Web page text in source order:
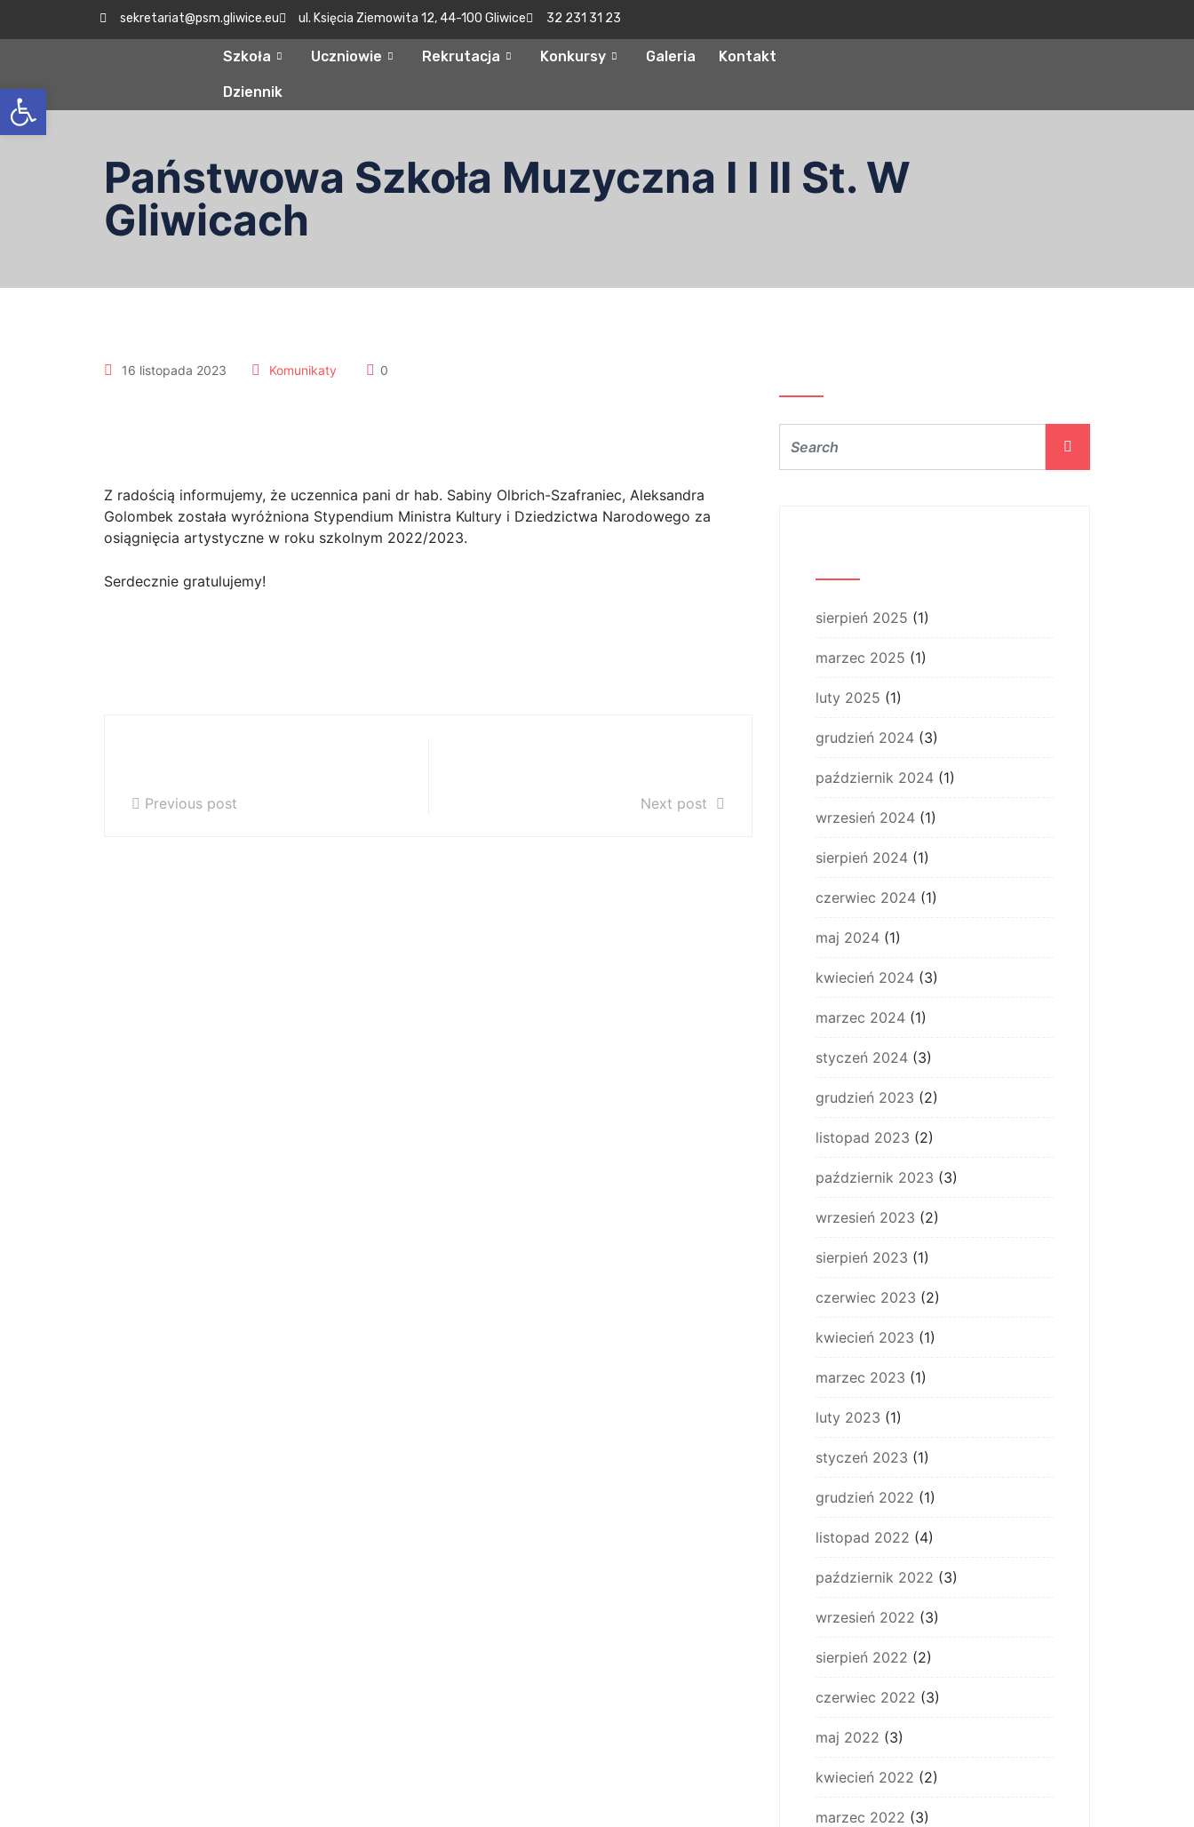
Otwórz pasek narzędzi
sekretariat@psm.gliwice.eu ul. Księcia Ziemowita 12, 44-100 Gliwice 32 231 31 23
Szkoła Uczniowie Rekrutacja Konkursy Galeria Kontakt
Dziennik
Państwowa Szkoła Muzyczna I I II St. W
Gliwicach
16 listopada 2023 Komunikaty 0
Z radością informujemy, że uczennica pani dr hab. Sabiny Olbrich-Szafraniec, Aleksandra
Golombek została wyróżniona Stypendium Ministra Kultury i Dziedzictwa Narodowego za
osiągnięcia artystyczne w roku szkolnym 2022/2023.
Serdecznie gratulujemy!
Previous post
Next post
sierpień 2025 (1)
marzec 2025 (1)
luty 2025 (1)
grudzień 2024 (3)
październik 2024 (1)
wrzesień 2024 (1)
sierpień 2024 (1)
czerwiec 2024 (1)
maj 2024 (1)
kwiecień 2024 (3)
marzec 2024 (1)
styczeń 2024 (3)
grudzień 2023 (2)
listopad 2023 (2)
październik 2023 (3)
wrzesień 2023 (2)
sierpień 2023 (1)
czerwiec 2023 (2)
kwiecień 2023 (1)
marzec 2023 (1)
luty 2023 (1)
styczeń 2023 (1)
grudzień 2022 (1)
listopad 2022 (4)
październik 2022 (3)
wrzesień 2022 (3)
sierpień 2022 (2)
czerwiec 2022 (3)
maj 2022 (3)
kwiecień 2022 (2)
marzec 2022 (3)